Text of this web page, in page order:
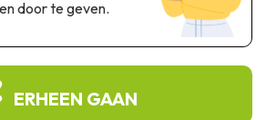
door te geven.
ERHEEN GAAN